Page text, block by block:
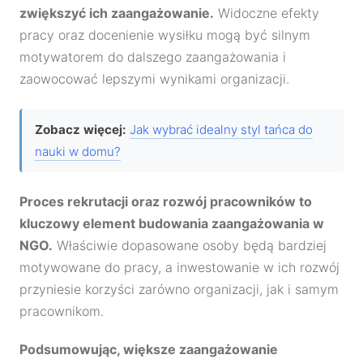
zwiększyć ich zaangażowanie. Widoczne efekty
pracy oraz docenienie wysiłku mogą być silnym
motywatorem do dalszego zaangażowania i
zaowocować lepszymi wynikami organizacji.
Zobacz więcej: Jak wybrać idealny styl tańca do
nauki w domu?
Proces rekrutacji oraz rozwój pracowników to
kluczowy element budowania zaangażowania w
NGO. Właściwie dopasowane osoby będą bardziej
motywowane do pracy, a inwestowanie w ich rozwój
przyniesie korzyści zarówno organizacji, jak i samym
pracownikom.
Podsumowując, większe zaangażowanie